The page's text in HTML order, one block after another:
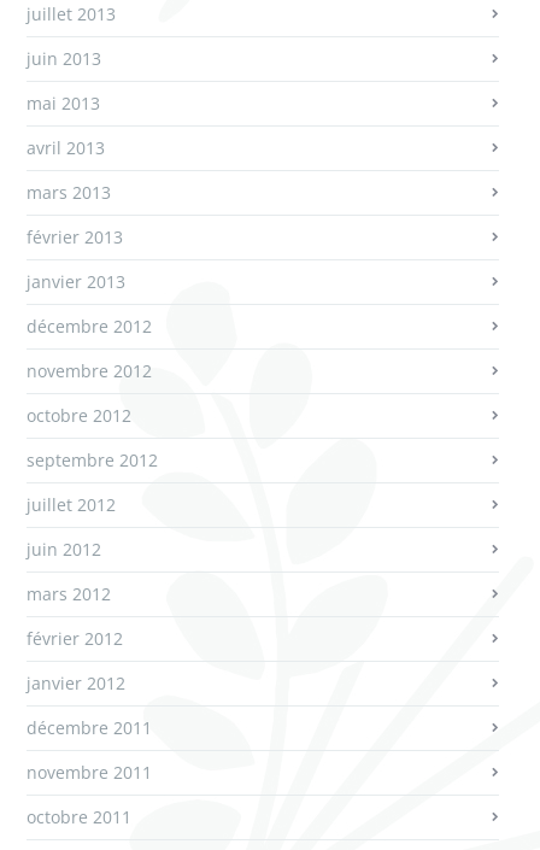
juillet 2013
juin 2013
mai 2013
avril 2013
mars 2013
février 2013
janvier 2013
décembre 2012
novembre 2012
octobre 2012
septembre 2012
juillet 2012
juin 2012
mars 2012
février 2012
janvier 2012
décembre 2011
novembre 2011
octobre 2011